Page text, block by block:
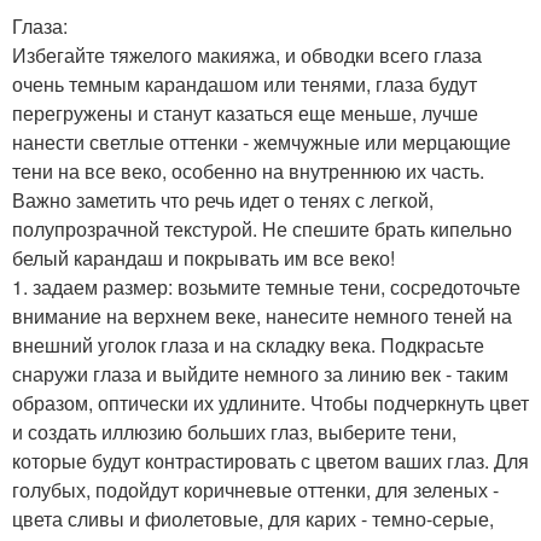
Глаза:
Избегайте тяжелого макияжа, и обводки всего глаза
очень темным карандашом или тенями, глаза будут
перегружены и станут казаться еще меньше, лучше
нанести светлые оттенки - жемчужные или мерцающие
тени на все веко, особенно на внутреннюю их часть.
Важно заметить что речь идет о тенях с легкой,
полупрозрачной текстурой. Не спешите брать кипельно
белый карандаш и покрывать им все веко!
1. задаем размер: возьмите темные тени, сосредоточьте
внимание на верхнем веке, нанесите немного теней на
внешний уголок глаза и на складку века. Подкрасьте
снаружи глаза и выйдите немного за линию век - таким
образом, оптически их удлините. Чтобы подчеркнуть цвет
и создать иллюзию больших глаз, выберите тени,
которые будут контрастировать с цветом ваших глаз. Для
голубых, подойдут коричневые оттенки, для зеленых -
цвета сливы и фиолетовые, для карих - темно-серые,